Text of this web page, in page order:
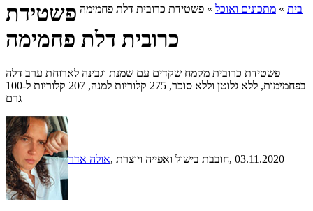
בית » מתכונים ואוכל » פשטידת כרובית דלת פחמימה פשטידת
כרובית דלת פחמימה
פשטידת כרובית מקמח שקדים עם שמנת וגבינה לארוחת ערב דלה
בפחמימות, ללא גלוטן וללא סוכר, 275 קלוריות למנה, 207 קלוריות ל-100
גרם
אולה אדר , חובבת בישול ואפייה ויוצרת, 03.11.2020